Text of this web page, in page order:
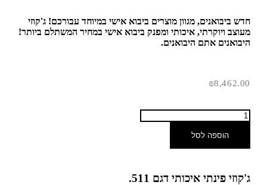
חדש ביבואנים, מגוון מוצרים ביבוא אישי במיוחד עבורכם! ג'קוזי
מעוצב ויוקרתי, איכותי ומפנק ביבוא אישי במחיר המשתלם ביותר!
היבואנים אתם היבואנים.
₪8,462.00
הוספה לסל
ג'קוזי פינתי איכותי דגם 511.